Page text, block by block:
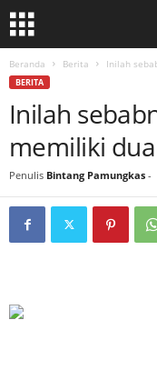
Beranda Berita Inilah
BERITA
Inilah
memiliki
Penulis Bintang Pamungkas -